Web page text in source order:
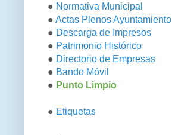
● Normativa Municipal
● Actas Plenos Ayuntamiento
● Descarga de Impresos
● Patrimonio Histórico
● Directorio de Empresas
● Bando Móvil
● Punto Limpio
● Etiquetas